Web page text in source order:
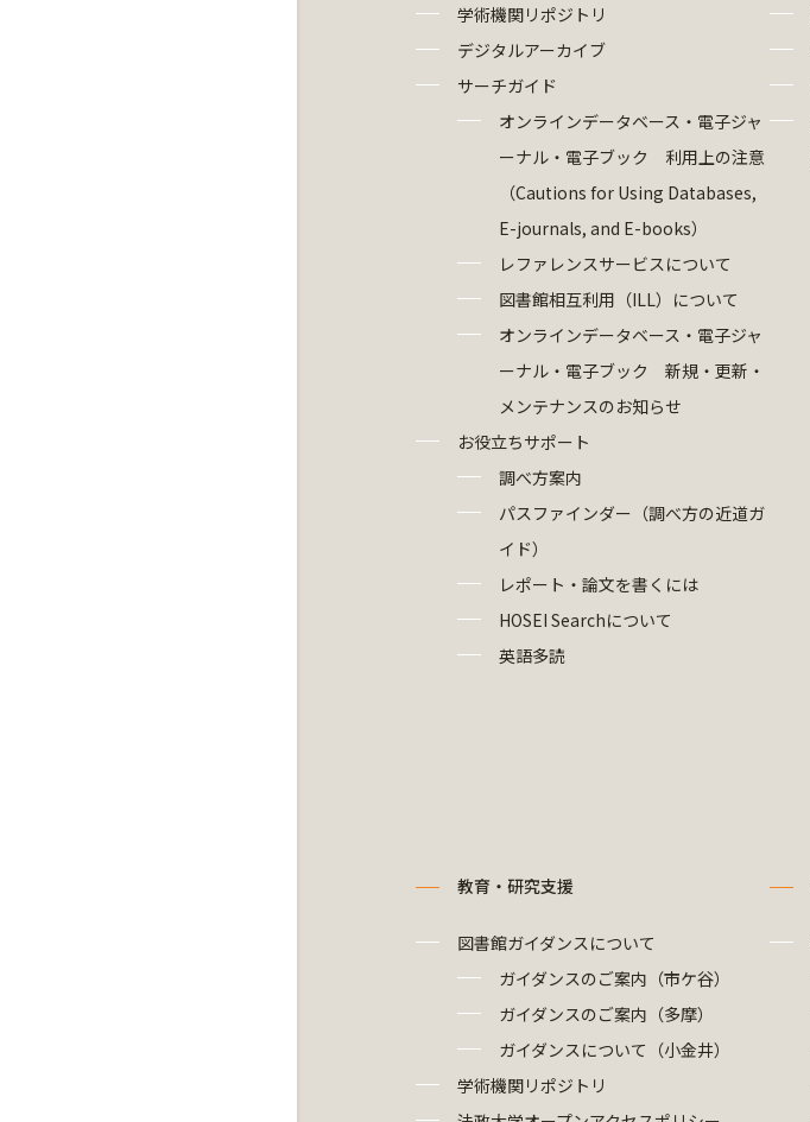
学術機関リポジトリ
デジタルアーカイブ
サーチガイド
オンラインデータベース・電子ジャ
ーナル・電子ブック 利用上の注意
（Cautions for Using Databases,
E-journals, and E-books）
レファレンスサービスについて
図書館相互利用（ILL）について
オンラインデータベース・電子ジャ
ーナル・電子ブック 新規・更新・
メンテナンスのお知らせ
お役立ちサポート
調べ方案内
パスファインダー（調べ方の近道ガ
イド）
レポート・論文を書くには
HOSEI Searchについて
英語多読
教育・研究支援
図書館ガイダンスについて
ガイダンスのご案内（市ケ谷）
ガイダンスのご案内（多摩）
ガイダンスについて（小金井）
学術機関リポジトリ